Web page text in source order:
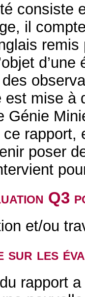
consiste
il
des
est mise à
Génie
rapport,
poser
Q3
et/ou
sur les
rapport